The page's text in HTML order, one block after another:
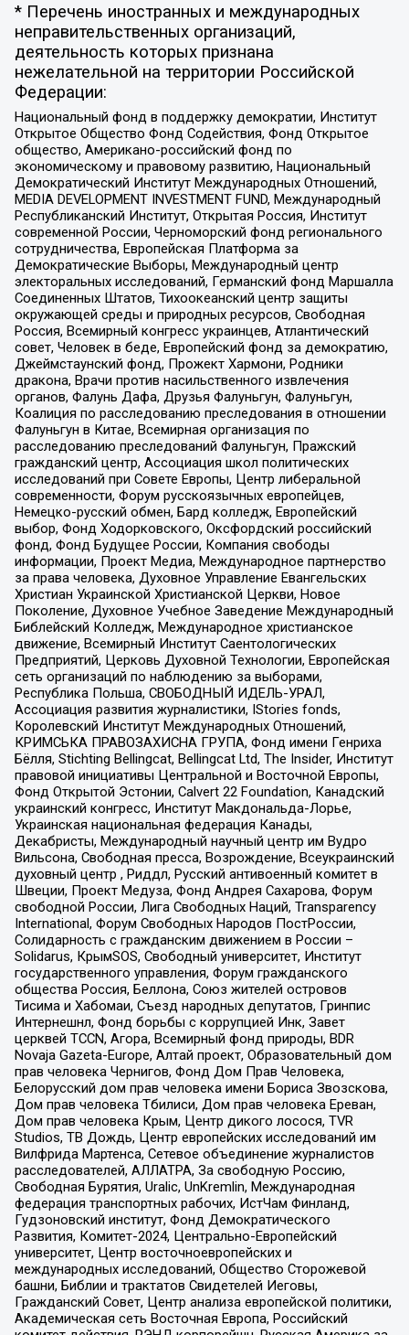
* Перечень иностранных и международных
неправительственных организаций,
деятельность которых признана
нежелательной на территории Российской
Федерации:
Национальный фонд в поддержку демократии, Институт
Открытое Общество Фонд Содействия, Фонд Открытое
общество, Американо-российский фонд по
экономическому и правовому развитию, Национальный
Демократический Институт Международных Отношений,
MEDIA DEVELOPMENT INVESTMENT FUND, Международный
Республиканский Институт, Открытая Россия, Институт
современной России, Черноморский фонд регионального
сотрудничества, Европейская Платформа за
Демократические Выборы, Международный центр
электоральных исследований, Германский фонд Маршалла
Соединенных Штатов, Тихоокеанский центр защиты
окружающей среды и природных ресурсов, Свободная
Россия, Всемирный конгресс украинцев, Атлантический
совет, Человек в беде, Европейский фонд за демократию,
Джеймстаунский фонд, Прожект Хармони, Родники
дракона, Врачи против насильственного извлечения
органов, Фалунь Дафа, Друзья Фалуньгун, Фалуньгун,
Коалиция по расследованию преследования в отношении
Фалуньгун в Китае, Всемирная организация по
расследованию преследований Фалуньгун, Пражский
гражданский центр, Ассоциация школ политических
исследований при Совете Европы, Центр либеральной
современности, Форум русскоязычных европейцев,
Немецко-русский обмен, Бард колледж, Европейский
выбор, Фонд Ходорковского, Оксфордский российский
фонд, Фонд Будущее России, Компания свободы
информации, Проект Медиа, Международное партнерство
за права человека, Духовное Управление Евангельских
Христиан Украинской Христианской Церкви, Новое
Поколение, Духовное Учебное Заведение Международный
Библейский Колледж, Международное христианское
движение, Всемирный Институт Саентологических
Предприятий, Церковь Духовной Технологии, Европейская
сеть организаций по наблюдению за выборами,
Республика Польша, СВОБОДНЫЙ ИДЕЛЬ-УРАЛ,
Ассоциация развития журналистики, IStories fonds,
Королевский Институт Международных Отношений,
КРИМСЬКА ПРАВОЗАХИСНА ГРУПА, Фонд имени Генриха
Бёлля, Stichting Bellingcat, Bellingcat Ltd, The Insider, Институт
правовой инициативы Центральной и Восточной Европы,
Фонд Открытой Эстонии, Calvert 22 Foundation, Канадский
украинский конгресс, Институт Макдональда-Лорье,
Украинская национальная федерация Канады,
Декабристы, Международный научный центр им Вудро
Вильсона, Свободная пресса, Возрождение, Всеукраинский
духовный центр , Риддл, Русский антивоенный комитет в
Швеции, Проект Медуза, Фонд Андрея Сахарова, Форум
свободной России, Лига Свободных Наций, Transparеncy
International, Форум Свободных Народов ПостРоссии,
Солидарность с гражданским движением в России –
Solidarus, КрымSOS, Свободный университет, Институт
государственного управления, Форум гражданского
общества Россия, Беллона, Союз жителей островов
Тисима и Хабомаи, Съезд народных депутатов, Гринпис
Интернешнл, Фонд борьбы с коррупцией Инк, Завет
церквей TCCN, Агора, Всемирный фонд природы, BDR
Novaja Gazeta-Europe, Алтай проект, Образовательный дом
прав человека Чернигов, Фонд Дом Прав Человека,
Белорусский дом прав человека имени Бориса Звозскова,
Дом прав человека Тбилиси, Дом прав человека Ереван,
Дом прав человека Крым, Центр дикого лосося, TVR
Studios, ТВ Дождь, Центр европейских исследований им
Вилфрида Мартенса, Сетевое объединение журналистов
расследователей, АЛЛАТРА, За свободную Россию,
Свободная Бурятия, Uralic, UnKremlin, Международная
федерация транспортных рабочих, ИстЧам Финланд,
Гудзоновский институт, Фонд Демократического
Развития, Комитет-2024, Центрально-Европейский
университет, Центр восточноевропейских и
международных исследований, Общество Сторожевой
башни, Библии и трактатов Свидетелей Иеговы,
Гражданский Совет, Центр анализа европейской политики,
Академическая сеть Восточная Европа, Российский